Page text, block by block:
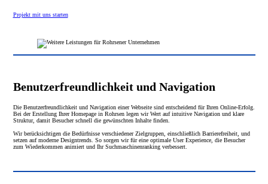
Projekt mit uns starten
Benutzerfreundlichkeit und Navigation
Die Benutzerfreundlichkeit und Navigation einer Webseite sind entscheidend für Ihren Online-Erfolg.
Bei der Erstellung Ihrer Homepage in Rohrsen legen wir Wert auf intuitive Navigation und klare
Struktur, damit Besucher schnell die gewünschten Inhalte finden.
Wir berücksichtigen die Bedürfnisse verschiedener Zielgruppen, einschließlich Barrierefreiheit, und
setzen auf moderne Designtrends. So sorgen wir für eine optimale User Experience, die Besucher
zum Wiederkommen animiert und Ihr Suchmaschinenranking verbessert.